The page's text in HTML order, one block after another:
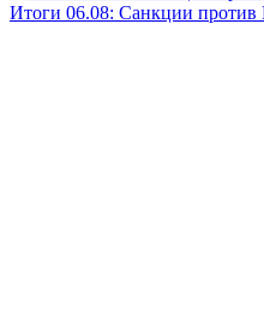
Итоги 06.08: Санкции